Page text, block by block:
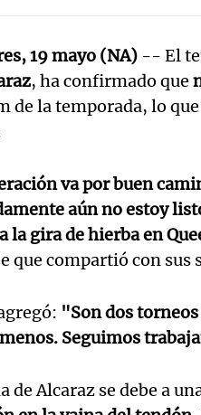
19 mayo (NA) -- El
, ha confirmado que
de la temporada, lo
va por buen
aún no estoy
la gira de hierba en
que compartió con sus
"Son dos
Seguimos
de Alcaraz se debe a